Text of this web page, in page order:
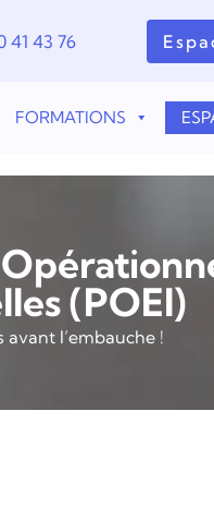
41 43 76
FORMATIONS
(POEI)
l’embauche !